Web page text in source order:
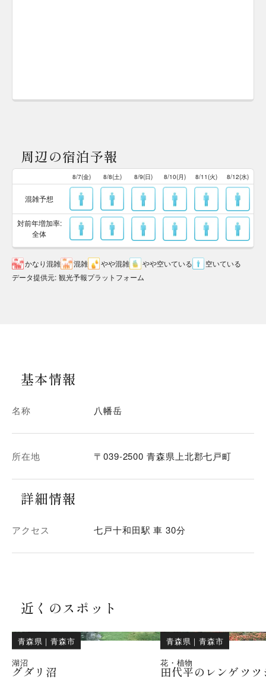
周辺の宿泊予報
8/7(金) 8/8(土) 8/9(日) 8/10(月) 8/11(火) 8/12(水)
混雑予想
対前年増加率:
全体
かなり混雑 混雑 やや混雑 やや空いている
空いている
データ提供元: 観光予報プラットフォーム
基本情報
名称 八幡岳
所在地 〒039-2500 青森県上北郡七戸町
詳細情報
アクセス 七戸十和田駅 車 30分
近くのスポット
青森県 ｜青森市
湖沼
グダリ沼
青森県 ｜青森市
花・植物
田代平のレンゲツツ